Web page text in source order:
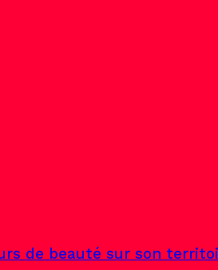
de beauté sur son